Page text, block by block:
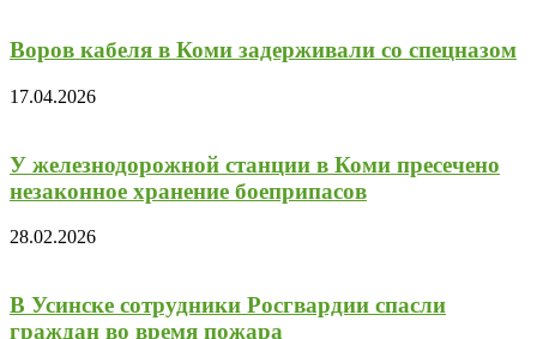
Воров кабеля в Коми задерживали со спецназом
17.04.2026
У железнодорожной станции в Коми пресечено
незаконное хранение боеприпасов
28.02.2026
В Усинске сотрудники Росгвардии спасли
граждан во время пожара